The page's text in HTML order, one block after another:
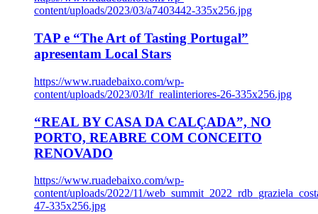
content/uploads/2023/03/a7403442-335x256.jpg
TAP e “The Art of Tasting Portugal”
apresentam Local Stars
https://www.ruadebaixo.com/wp-
content/uploads/2023/03/lf_realinteriores-26-335x256.jpg
“REAL BY CASA DA CALÇADA”, NO
PORTO, REABRE COM CONCEITO
RENOVADO
https://www.ruadebaixo.com/wp-
content/uploads/2022/11/
47-335x256.jpg